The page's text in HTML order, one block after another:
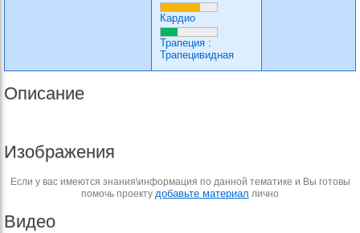
Кардио
Трапеция :
Трапецивидная
Описание
Изображения
Если у вас имеются знания\информация по данной тематике и Вы готовы
помочь проекту добавьте материал лично
Видео